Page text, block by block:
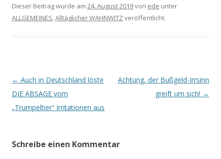
Dieser Beitrag wurde am 24. August 2019von ede unter
ALLGEMEINES,Alltäglicher WAHNWITZveröffentlicht.
Beitrags-
Navigation
← Auch in Deutschland löste
DIE ABSAGE vom
„Trumpeltier“ Irritationen aus
Achtung, der Bußgeld-Irrsinn
greift um sich! →
Schreibe einen Kommentar